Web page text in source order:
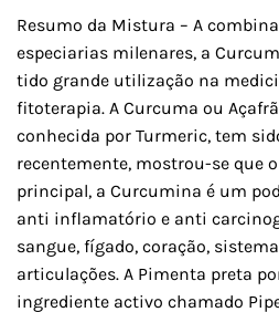
Resumo da Mistura – A
especiarias milenares, a
tido grande utilização na
fitoterapia. A Curcuma ou
conhecida por Turmeric, tem
recentemente, mostrou-se que
principal, a Curcumina é um
anti inflamatório e anti
sangue, fígado, coração,
articulações. A Pimenta preta
ingrediente activo chamado